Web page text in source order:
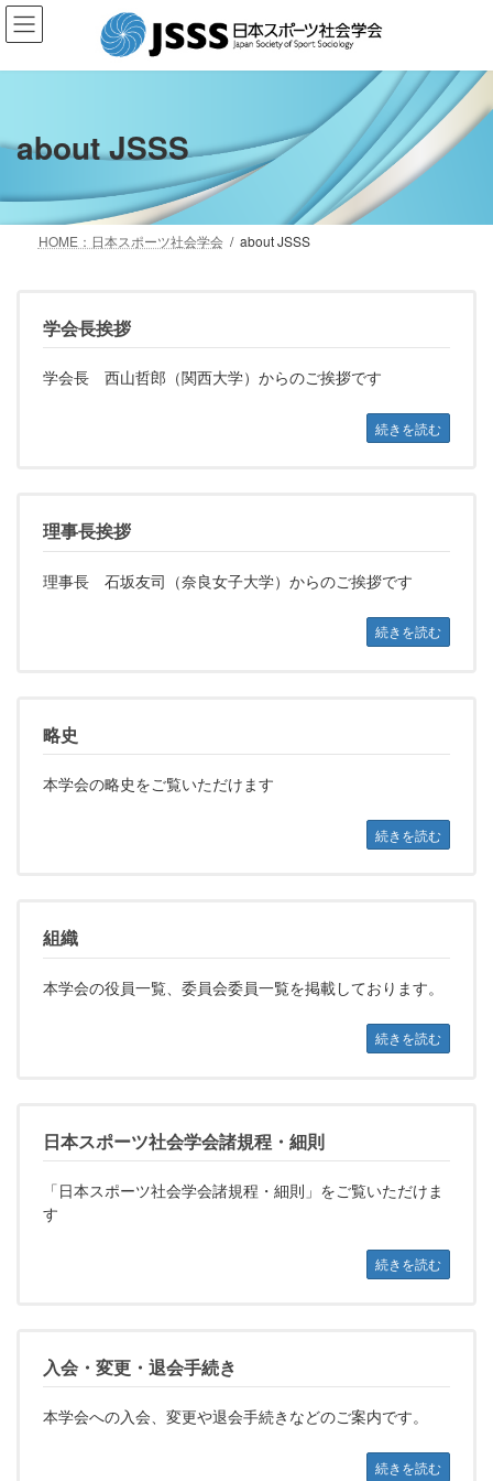
コ
ン
ス
ッ
ナ
ビ
ン
移
about JSSS
HOME：日本スポーツ社会学会 about JSSS
学会長挨拶
学会長 西山哲郎（関西大学）からのご挨拶です
続きを読む
理事長挨拶
理事長 石坂友司（奈良女子大学）からのご挨拶です
続きを読む
略史
本学会の略史をご覧いただけます
続きを読む
組織
本学会の役員一覧、委員会委員一覧を掲載しております。
続きを読む
日本スポーツ社会学会諸規程・細則
「日本スポーツ社会学会諸規程・細則」をご覧いただけま
す
続きを読む
入会・変更・退会手続き
本学会への入会、変更や退会手続きなどのご案内です。
続きを読む